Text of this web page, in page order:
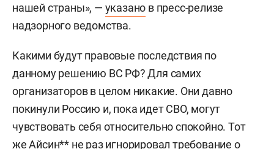
нашей страны», — указано в пресс-релизе
надзорного ведомства.
Какими будут правовые последствия по
данному решению ВС РФ? Для самих
организаторов в целом никакие. Они давно
покинули Россию и, пока идет СВО, могут
чувствовать себя относительно спокойно. Тот
же Айсин** не раз игнорировал требование о